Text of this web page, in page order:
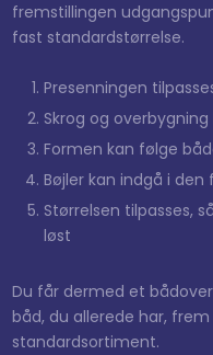
fremstillingen
fast standardstørrelse.
​Presenningen
​Skrog og
​Formen kan følge
​Bøjler kan indgå i
​Størrelsen tilpasses,
løst
Du får dermed et
båd, du allerede har,
standardsortiment.​